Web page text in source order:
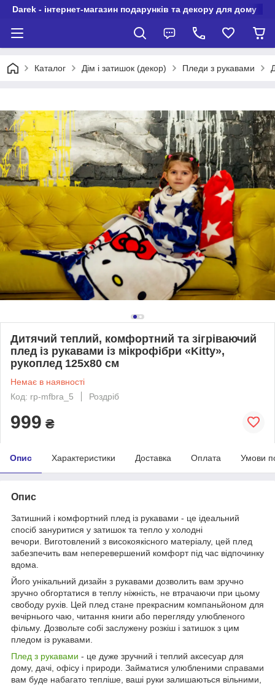
Darek - інтернет-магазин подарунків та декору для дому
Каталог Дім і затишок (декор) Пледи з рукавами
Дитячий теплий, комфортний та зігріваючий
плед із рукавами із мікрофібри «Kitty»,
рукоплед 125х80 см
Немає в наявності
Код: rp-mfbra_5
Роздріб
999 ₴
Опис Характеристики Доставка Оплата Умови
Опис
Затишний і комфортний плед із рукавами - це ідеальний
спосіб зануритися у затишок та тепло у холодні
вечори. Виготовлений з високоякісного матеріалу, цей плед
забезпечить вам неперевершений комфорт під час відпочинку
вдома.
Його унікальний дизайн з рукавами дозволить вам зручно
зручно обгортатися в теплу ніжність, не втрачаючи при цьому
свободу рухів. Цей плед стане прекрасним компаньйоном для
вечірнього чаю, читання книги або перегляду улюбленого
фільму. Дозвольте собі заслужену розкіш і затишок з цим
пледом із рукавами.
Плед з рукавами - це дуже зручний і теплий аксесуар для
дому, дачі, офісу і природи. Займатися улюбленими справами
вам буде набагато тепліше, ваші руки залишаються вільними,